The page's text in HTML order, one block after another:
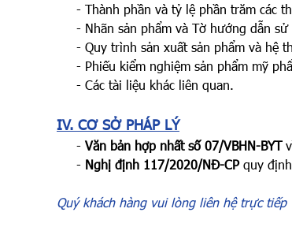
- Thành phần và tỷ lệ phần trăm các
- Nhãn sản phẩm và Tờ hướng dẫn sử
- Quy trình sản xuất sản phẩm và hệ
- Phiếu kiểm nghiệm sản phẩm mỹ
- Các tài liệu khác liên quan.
IV. CƠ SỞ PHÁP LÝ
- Văn bản hợp nhất số 07/VBHN-BYT
- Nghị định 117/2020/NĐ-CP quy
Quý khách hàng vui lòng liên hệ trực